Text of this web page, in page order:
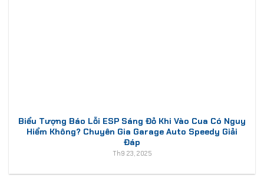
Biểu Tượng Báo Lỗi ESP Sáng Đỏ Khi Vào Cua Có Nguy
Hiểm Không? Chuyên Gia Garage Auto Speedy Giải
Đáp
Th9 23, 2025